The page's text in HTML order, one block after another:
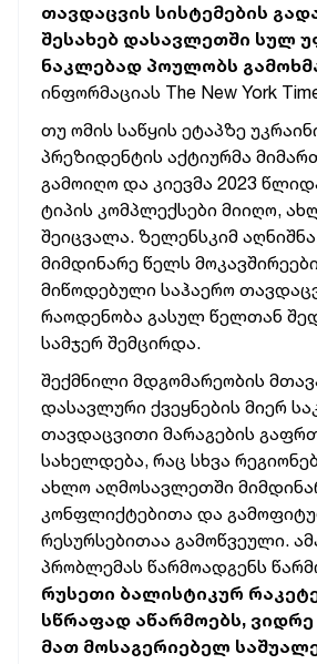
თავდაცვის სისტემების
შესახებ დასავლეთში სულ
ნაკლებად პოულობს
ინფორმაციას The New York
თუ ომის საწყის ეტაპზე
პრეზიდენტის აქტიურმა
გამოიღო და კიევმა 2023
ტიპის კომპლექსები მიიღო,
შეიცვალა. ზელენსკიმ
მიმდინარე წელს
მიწოდებული საჰაერო
რაოდენობა გასულ წელთან
სამჯერ შემცირდა.
შექმნილი მდგომარეობის
დასავლური ქვეყნების მიერ
თავდაცვითი მარაგების
სახელდება, რაც სხვა
ახლო აღმოსავლეთში
კონფლიქტებითა და
რესურსებითაა გამოწვეული.
პრობლემას წარმოადგენს
რუსეთი ბალისტიკურ
სწრაფად აწარმოებს,
მათ მოსაგერიებელ